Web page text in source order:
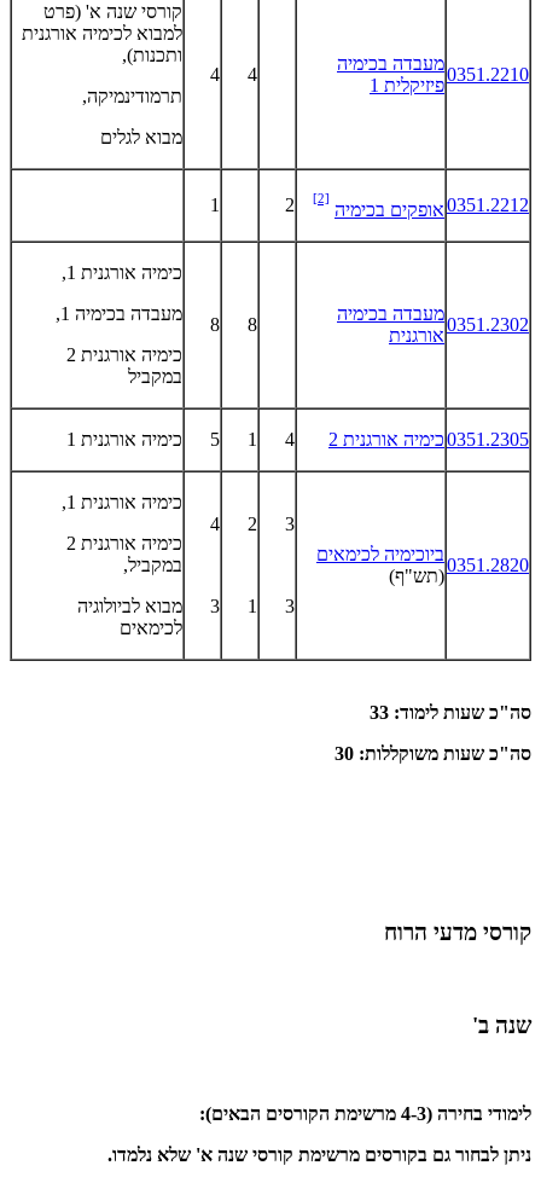
0351.2210
מעבדה בכימיה
פיזיקלית 1
4
4
קורסי שנה א' (פרט
למבוא לכימיה אורגנית
ותכנות),
תרמודינמיקה,
מבוא לגלים
0351.2212אופקים בכימיה
[2]
2
1
0351.2302
מעבדה בכימיה
אורגנית
8
8
כימיה אורגנית 1,
מעבדה בכימיה 1,
כימיה אורגנית 2
במקביל
0351.2305כימיה אורגנית 2 4
1
5 כימיה אורגנית 1
0351.2820
ביוכימיה לכימאים
(תש"ף)
3
3
2
1
4
3
כימיה אורגנית 1,
כימיה אורגנית 2
במקביל,
מבוא לביולוגיה
לכימאים
סה"כ שעות לימוד: 33
סה"כ שעות משוקללות: 30
קורסי מדעי הרוח
שנה ב'
לימודי בחירה (4-3 מרשימת הקורסים הבאים):
ניתן לבחור גם בקורסים מרשימת קורסי שנה א' שלא נלמדו.